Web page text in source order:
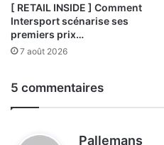
[ RETAIL INSIDE ] Comment
Intersport scénarise ses
premiers prix…
7 août 2026
5 commentaires
Pallemans